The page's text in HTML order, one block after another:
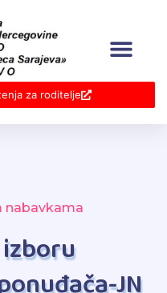
za roditelje
nabavkama